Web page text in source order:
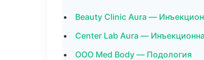
Beauty Clinic Aura —
Center Lab Aura —
ООО Med Body — Подология